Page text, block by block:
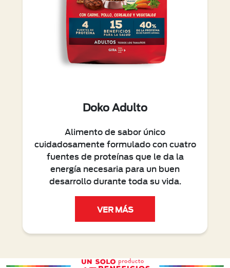
Doko Adulto
Alimento de sabor único
cuidadosamente formulado con cuatro
fuentes de proteínas que le da la
energía necesaria para un buen
desarrollo durante toda su vida.
VER MÁS